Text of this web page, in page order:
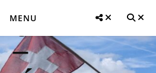
MENU